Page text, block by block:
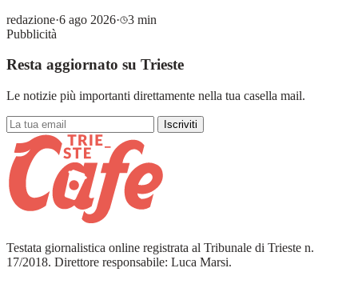
redazione·6 ago 2026·
3 min
Pubblicità
Resta aggiornato su Trieste
Le notizie più importanti direttamente nella tua casella mail.
Iscriviti
Testata giornalistica online registrata al Tribunale di Trieste n.
17/2018. Direttore responsabile: Luca Marsi.